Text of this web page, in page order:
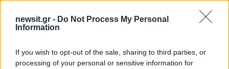
newsit.gr - Do Not Process My Personal
Information
If you wish to opt-out of the sale, sharing to third parties, or
processing of your personal or sensitive information for
50 /50